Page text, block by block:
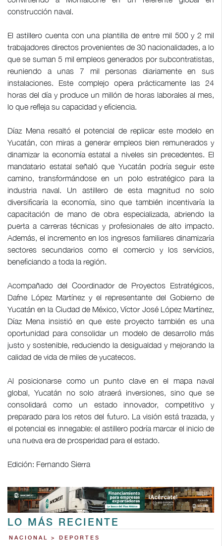
construcción naval.
El astillero cuenta con una plantilla de entre mil 500 y 2 mil
trabajadores directos provenientes de 30 nacionalidades, a lo
que se suman 5 mil empleos generados por subcontratistas,
reuniendo a unas 7 mil personas diariamente en sus
instalaciones. Este complejo opera prácticamente las 24
horas del día y produce un millón de horas laborales al mes,
lo que refleja su capacidad y eficiencia.
Díaz Mena resaltó el potencial de replicar este modelo en
Yucatán, con miras a generar empleos bien remunerados y
dinamizar la economía estatal a niveles sin precedentes. El
mandatario estatal señaló que Yucatán podría seguir este
camino, transformándose en un polo estratégico para la
industria naval. Un astillero de esta magnitud no solo
diversificaría la economía, sino que también incentivaría la
capacitación de mano de obra especializada, abriendo la
puerta a carreras técnicas y profesionales de alto impacto.
Además, el incremento en los ingresos familiares dinamizaría
sectores secundarios como el comercio y los servicios,
beneficiando a toda la región.
Acompañado del Coordinador de Proyectos Estratégicos,
Dafne López Martínez y el representante del Gobierno de
Yucatán en la Ciudad de México, Víctor José López Martínez,
Díaz Mena insistió en que este proyecto también es una
oportunidad para consolidar un modelo de desarrollo más
justo y sostenible, reduciendo la desigualdad y mejorando la
calidad de vida de miles de yucatecos.
Al posicionarse como un punto clave en el mapa naval
global, Yucatán no solo atraerá inversiones, sino que se
consolidará como un estado innovador, competitivo y
preparado para los retos del futuro. La visión está trazada, y
el potencial es innegable: el astillero podría marcar el inicio de
una nueva era de prosperidad para el estado.
Edición: Fernando Sierra
LO MÁS RECIENTE
NACIONAL > DEPORTES